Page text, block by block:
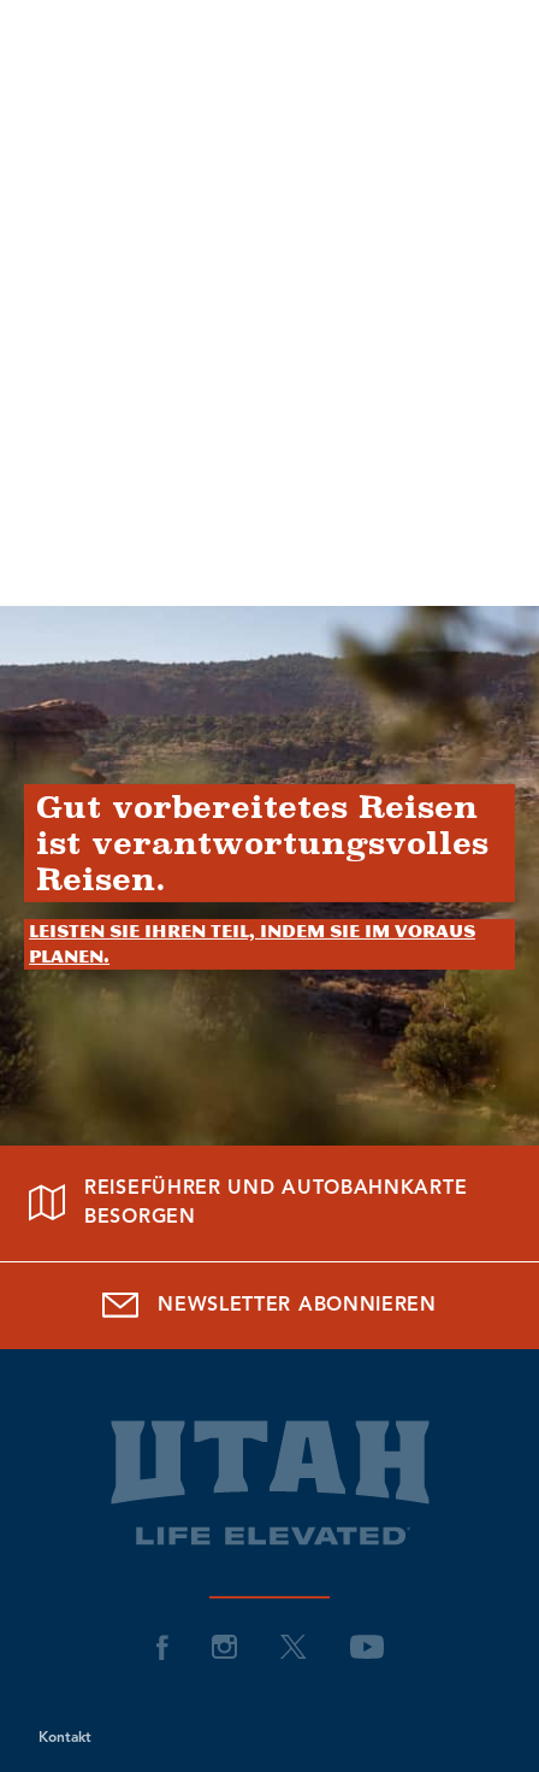
Gut vorbereitetes Reisen
ist verantwortungsvolles
Reisen.
Leisten Sie Ihren Teil, indem Sie im Voraus
planen.
REISEFÜHRER UND AUTOBAHNKARTE
BESORGEN
NEWSLETTER ABONNIEREN
Kontakt